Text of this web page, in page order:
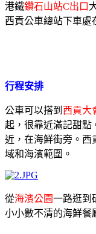
港鐵鑽石山站C出口
西貢公車總站下車處
行程安排
公車可以搭到 西貢大
起，很靠近滿記甜點
近，在海鮮街旁。西
域和海濱範圍。
從海濱公園一路逛到
小小數不清的海鮮餐